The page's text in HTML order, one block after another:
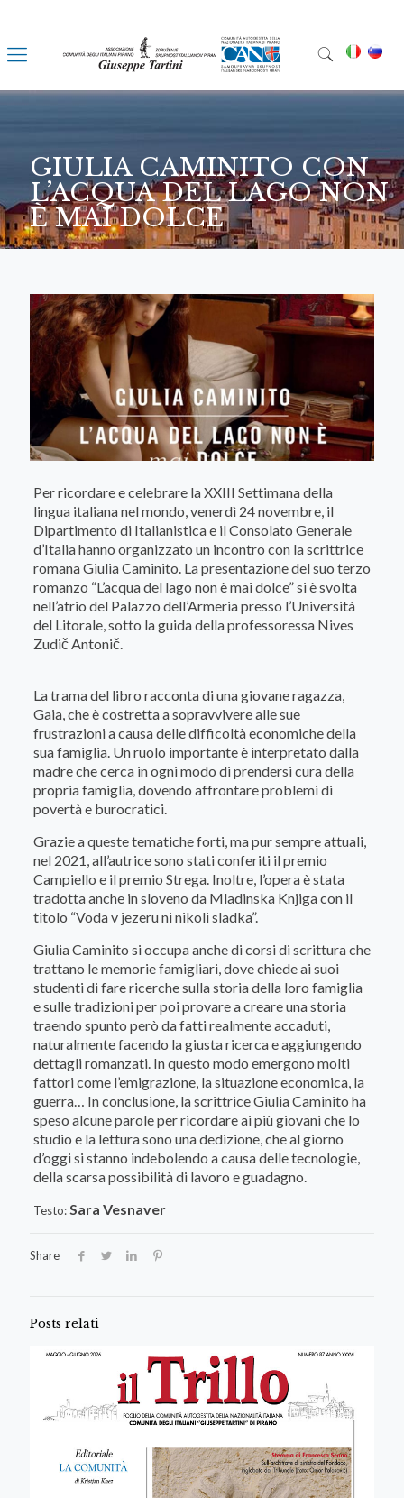
GIULIA CAMINITO CON
L’ACQUA DEL LAGO NON
È MAI DOLCE
Per ricordare e celebrare la XXIII Settimana della
lingua italiana nel mondo, venerdì 24 novembre, il
Dipartimento di Italianistica e il Consolato Generale
d’Italia hanno organizzato un incontro con la scrittrice
romana Giulia Caminito. La presentazione del suo terzo
romanzo “L’acqua del lago non è mai dolce” si è svolta
nell’atrio del Palazzo dell’Armeria presso l’Università
del Litorale, sotto la guida della professoressa Nives
Zudič Antonič.
La trama del libro racconta di una giovane ragazza,
Gaia, che è costretta a sopravvivere alle sue
frustrazioni a causa delle difficoltà economiche della
sua famiglia. Un ruolo importante è interpretato dalla
madre che cerca in ogni modo di prendersi cura della
propria famiglia, dovendo affrontare problemi di
povertà e burocratici.
Grazie a queste tematiche forti, ma pur sempre attuali,
nel 2021, all’autrice sono stati conferiti il premio
Campiello e il premio Strega. Inoltre, l’opera è stata
tradotta anche in sloveno da Mladinska Knjiga con il
titolo “Voda v jezeru ni nikoli sladka”.
Giulia Caminito si occupa anche di corsi di scrittura che
trattano le memorie famigliari, dove chiede ai suoi
studenti di fare ricerche sulla storia della loro famiglia
e sulle tradizioni per poi provare a creare una storia
traendo spunto però da fatti realmente accaduti,
naturalmente facendo la giusta ricerca e aggiungendo
dettagli romanzati. In questo modo emergono molti
fattori come l’emigrazione, la situazione economica, la
guerra… In conclusione, la scrittrice Giulia Caminito ha
speso alcune parole per ricordare ai più giovani che lo
studio e la lettura sono una dedizione, che al giorno
d’oggi si stanno indebolendo a causa delle tecnologie,
della scarsa possibilità di lavoro e guadagno.
Testo:Sara Vesnaver
Share
Posts relati